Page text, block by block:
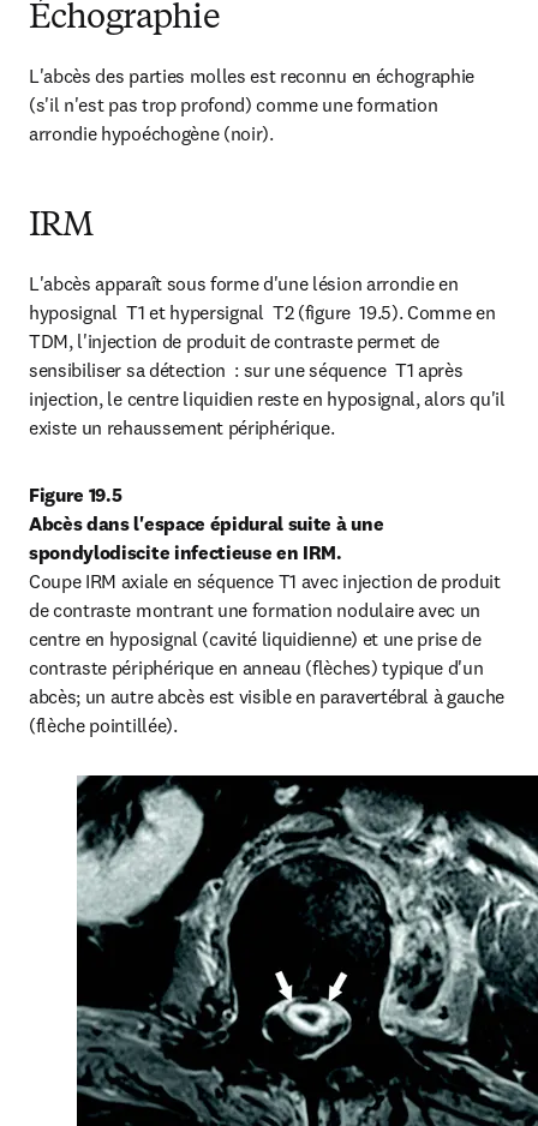
Échographie
L'abcès des parties molles est reconnu en échographie
(s'il n'est pas trop profond) comme une formation
arrondie hypoéchogène (noir).
IRM
L'abcès apparaît sous forme d'une lésion arrondie en
hyposignal  T1 et hypersignal  T2 (figure  19.5). Comme en
TDM, l'injection de produit de contraste permet de
sensibiliser sa détection  : sur une séquence  T1 après
injection, le centre liquidien reste en hyposignal, alors qu'il
existe un rehaussement périphérique.
Figure 19.5
Abcès dans l'espace épidural suite à une
spondylodiscite infectieuse en IRM.
Coupe IRM axiale en séquence T1 avec injection de produit
de contraste montrant une formation nodulaire avec un
centre en hyposignal (cavité liquidienne) et une prise de
contraste périphérique en anneau (flèches) typique d'un
abcès; un autre abcès est visible en paravertébral à gauche
(flèche pointillée).